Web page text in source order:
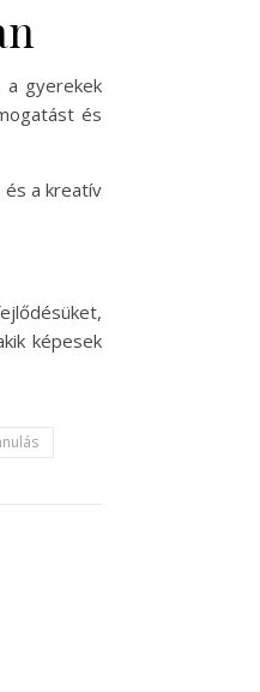
a gyerekek
és
és a kreatív
képesek